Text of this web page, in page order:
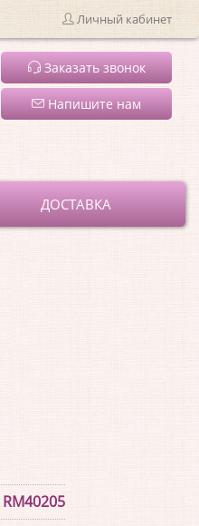
Личный кабинет
Заказать звонок
Напишите нам
ДОСТАВКА
RM40205